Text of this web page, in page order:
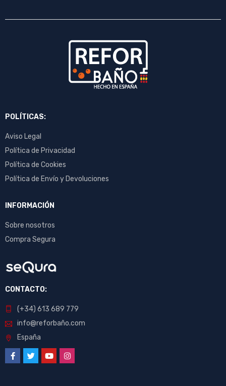
POLÍTICAS:
Aviso Legal
Política de Privacidad
Política de Cookies
Política de Envío y Devoluciones
INFORMACIÓN
Sobre nosotros
Compra Segura
CONTACTO:
(+34) 613 689 779
info@reforbaño.com
España